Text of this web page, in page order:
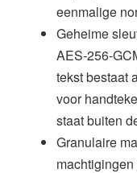
eenmalige
Geheime
AES-256-
tekst bestaat
voor
staat buiten
Granulaire